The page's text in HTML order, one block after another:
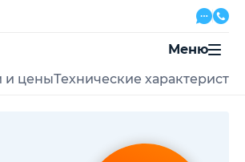
Меню
и ценыТехнические